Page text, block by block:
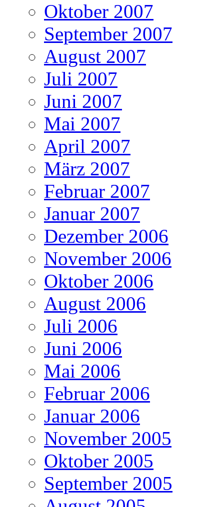
Oktober 2007
September 2007
August 2007
Juli 2007
Juni 2007
Mai 2007
April 2007
März 2007
Februar 2007
Januar 2007
Dezember 2006
November 2006
Oktober 2006
August 2006
Juli 2006
Juni 2006
Mai 2006
Februar 2006
Januar 2006
November 2005
Oktober 2005
September 2005